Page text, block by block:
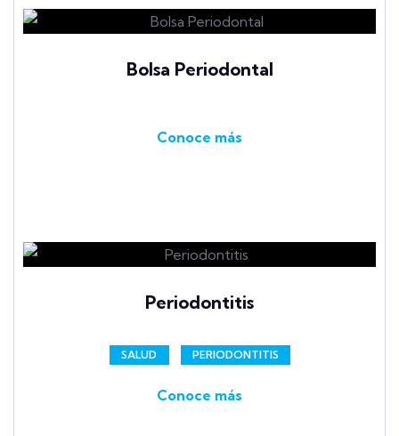
Bolsa Periodontal
Conoce más
Periodontitis
SALUD PERIODONTITIS
Conoce más